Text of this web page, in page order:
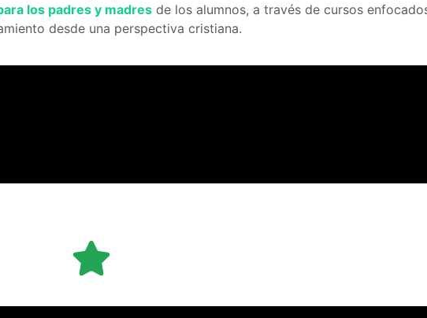
los padres y madresde los alumnos, a través de cursos
desde una perspectiva cristiana.